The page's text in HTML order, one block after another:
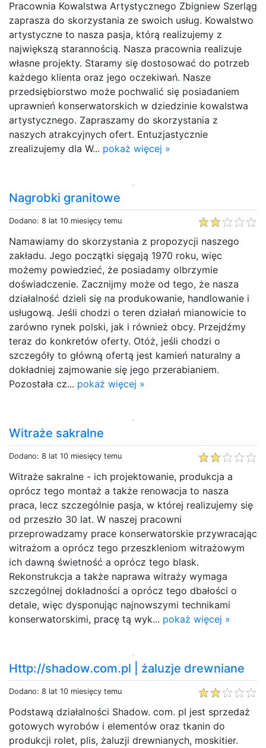
Pracownia Kowalstwa Artystycznego Zbigniew Szerląg
zaprasza do skorzystania ze swoich usług. Kowalstwo
artystyczne to nasza pasja, którą realizujemy z
największą starannością. Nasza pracownia realizuje
własne projekty. Staramy się dostosować do potrzeb
każdego klienta oraz jego oczekiwań. Nasze
przedsiębiorstwo może pochwalić się posiadaniem
uprawnień konserwatorskich w dziedzinie kowalstwa
artystycznego. Zapraszamy do skorzystania z
naszych atrakcyjnych ofert. Entuzjastycznie
zrealizujemy dla W... pokaż więcej »
Nagrobki granitowe
Dodano: 8 lat 10 miesięcy temu
Namawiamy do skorzystania z propozycji naszego
zakładu. Jego początki sięgają 1970 roku, więc
możemy powiedzieć, że posiadamy olbrzymie
doświadczenie. Zacznijmy może od tego, że nasza
działalność dzieli się na produkowanie, handlowanie i
usługową. Jeśli chodzi o teren działań mianowicie to
zarówno rynek polski, jak i również obcy. Przejdźmy
teraz do konkretów oferty. Otóż, jeśli chodzi o
szczegóły to główną ofertą jest kamień naturalny a
dokładniej zajmowanie się jego przerabianiem.
Pozostała cz... pokaż więcej »
Witraże sakralne
Dodano: 8 lat 10 miesięcy temu
Witraże sakralne - ich projektowanie, produkcja a
oprócz tego montaż a także renowacja to nasza
praca, lecz szczególnie pasja, w której realizujemy się
od przeszło 30 lat. W naszej pracowni
przeprowadzamy prace konserwatorskie przywracając
witrażom a oprócz tego przeszkleniom witrażowym
ich dawną świetność a oprócz tego blask.
Rekonstrukcja a także naprawa witraży wymaga
szczególnej dokładności a oprócz tego dbałości o
detale, więc dysponując najnowszymi technikami
konserwatorskimi, pracę tą wyk... pokaż więcej »
Http://shadow.com.pl | żaluzje drewniane
Dodano: 8 lat 10 miesięcy temu
Podstawą działalności Shadow. com. pl jest sprzedaż
gotowych wyrobów i elementów oraz tkanin do
produkcji rolet, plis, żaluzji drewnianych, moskitier.